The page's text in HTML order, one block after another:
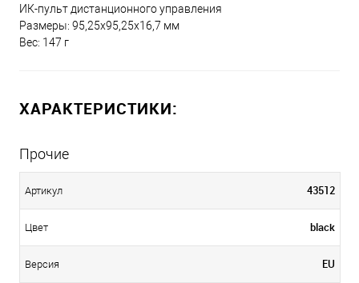
ИК-пульт дистанционного управления
Размеры: 95,25x95,25x16,7 мм
Вес: 147 г
ХАРАКТЕРИСТИКИ:
Прочие
Артикул 43512
Цвет black
Версия EU